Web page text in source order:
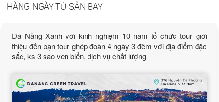
HÀNG NGÀY TỪ SÂN BAY
Đà Nẵng Xanh với kinh nghiệm 10 năm tổ chức tour giới
thiệu đến bạn tour ghép đoàn 4 ngày 3 đêm với địa điểm đặc
sắc, ks 3 sao ven biển, dịch vụ chất lượng